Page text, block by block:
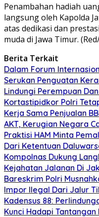
Penambahan hadiah
langsung oleh Kapolda
atas dedikasi dan
muda di Jawa Timur.
Berita Terkait
Dalam Forum
Serukan Penguatan
Lindungi Perempuan
Kortastipidkor Polri
Kerja Sama Penjualan
AKT, Kerugian Negara
Praktisi HAM Minta
Dari Ketentuan
Kompolnas Dukung
Kejahatan Jalanan Di
Bareskrim Polri
Impor Ilegal Dari Jalur
Kadensus 88:
Kunci Hadapi Tantangan